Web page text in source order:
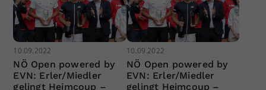
10.09.2022
NÖ Open powered by
EVN: Erler/Miedler
gelingt Heimcoup –
10.09.2022
NÖ Open powered by
EVN: Erler/Miedler
gelingt Heimcoup –